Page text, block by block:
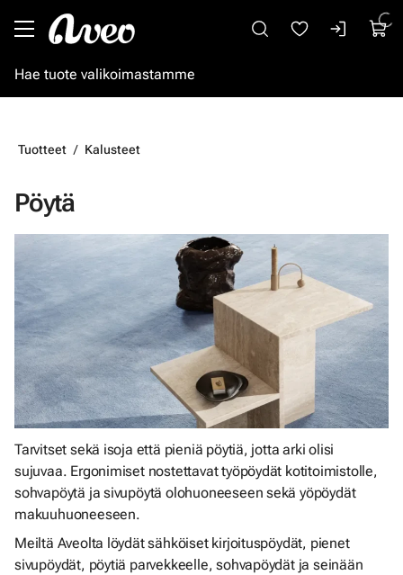
Tuotteet Kalusteet
Pöytä
Tarvitset sekä isoja että pieniä pöytiä, jotta arki olisi
sujuvaa. Ergonimiset nostettavat työpöydät kotitoimistolle,
sohvapöytä ja sivupöytä olohuoneeseen sekä yöpöydät
makuuhuoneeseen.
Meiltä Aveolta löydät sähköiset kirjoituspöydät, pienet
sivupöydät, pöytiä parvekkeelle, sohvapöydät ja seinään